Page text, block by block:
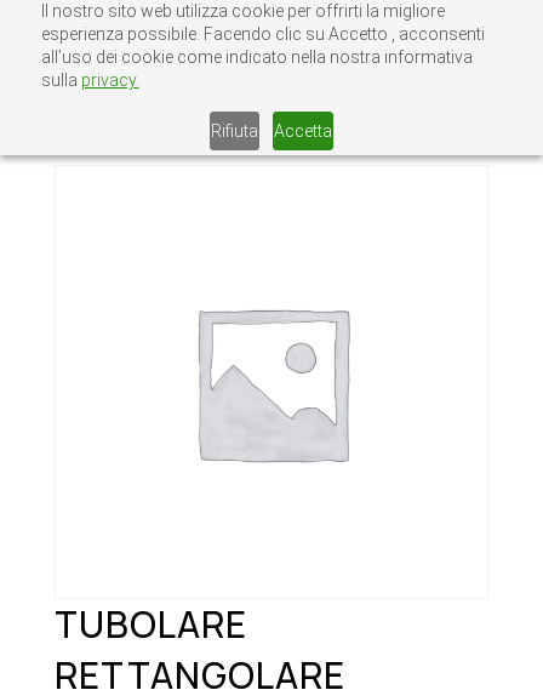
Il nostro sito web utilizza cookie per offrirti la migliore
esperienza possibile. Facendo clic su Accetto , acconsenti
all’uso dei cookie come indicato nella nostra informativa
sulla privacy.
Rifiuta Accetta
Home/Senza categoria
RETTANGOLARE 30X10X2
TUBOLARE
RETTANGOLARE